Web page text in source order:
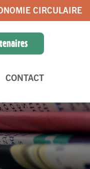
CIRCULAIRE
CONTACT